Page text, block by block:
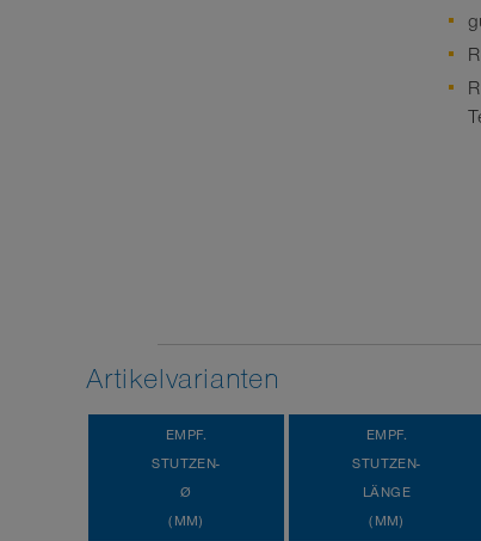
Artikelvarianten
EMPF.
STUTZEN-
Ø
(MM)
EMPF.
STUTZEN-
LÄNGE
(MM)